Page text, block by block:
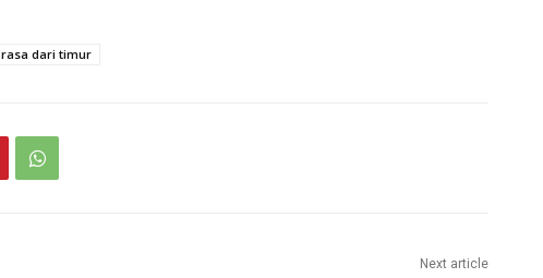
rasa dari timur
Next article